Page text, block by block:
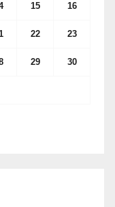
15 16
22 23
29 30